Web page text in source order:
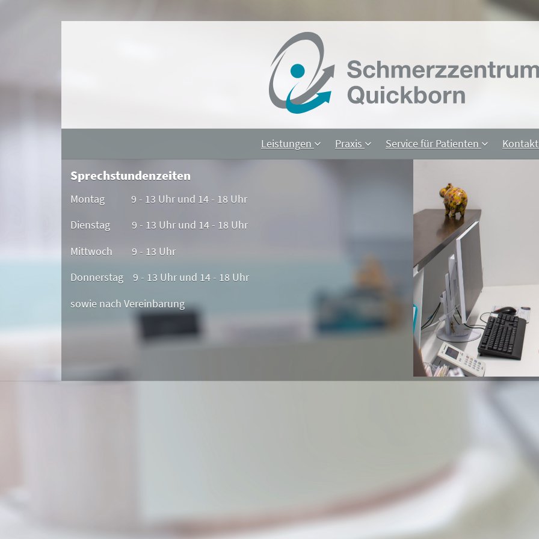
Leistungen Praxis Service für Patienten
Sprechstundenzeiten
Montag 9 - 13 Uhr und 14 - 18 Uhr
Dienstag 9 - 13 Uhr und 14 - 18 Uhr
Mittwoch 9 - 13 Uhr
Donnerstag 9 - 13 Uhr und 14 - 18 Uhr
sowie nach Vereinbarung